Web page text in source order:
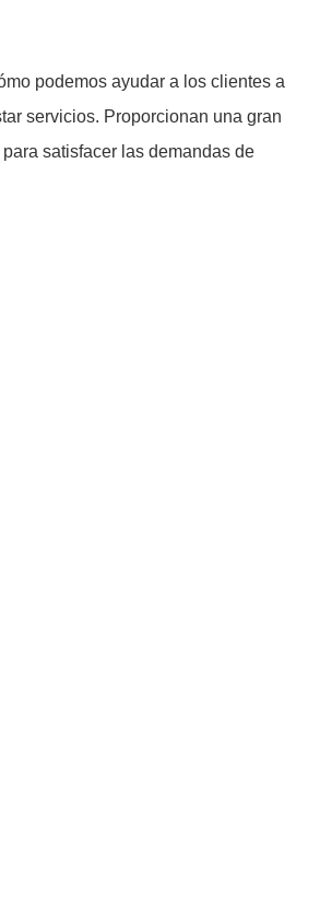
podemos ayudar a los clientes a
servicios. Proporcionan una gran
satisfacer las demandas de